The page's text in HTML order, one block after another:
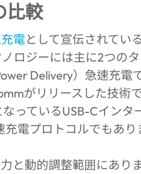
比較
電として宣伝されてい
ロジーには主に2つの
Delivery）急速充電
がリリースした技術
っているUSB-Cインタ
電プロトコルでもあり
と動的調整範囲にあり